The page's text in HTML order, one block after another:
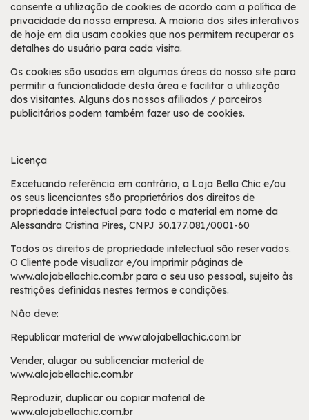
consente a utilização de cookies de acordo com a política de
privacidade da nossa empresa. A maioria dos sites interativos
de hoje em dia usam cookies que nos permitem recuperar os
detalhes do usuário para cada visita.
Os cookies são usados em algumas áreas do nosso site para
permitir a funcionalidade desta área e facilitar a utilização
dos visitantes. Alguns dos nossos afiliados / parceiros
publicitários podem também fazer uso de cookies.
Licença
Excetuando referência em contrário, a Loja Bella Chic e/ou
os seus licenciantes são proprietários dos direitos de
propriedade intelectual para todo o material em nome da
Alessandra Cristina Pires, CNPJ 30.177.081/0001-60
Todos os direitos de propriedade intelectual são reservados.
O Cliente pode visualizar e/ou imprimir páginas de
www.alojabellachic.com.br para o seu uso pessoal, sujeito às
restrições definidas nestes termos e condições.
Não deve:
Republicar material de www.alojabellachic.com.br
Vender, alugar ou sublicenciar material de
www.alojabellachic.com.br
Reproduzir, duplicar ou copiar material de
www.alojabellachic.com.br